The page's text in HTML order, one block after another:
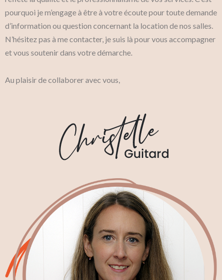
pourquoi je m’engage à être à votre écoute pour toute demande
d’information ou question concernant la location de nos salles.
N’hésitez pas à me contacter, je suis là pour vous accompagner
et vous soutenir dans votre démarche.
Au plaisir de collaborer avec vous,